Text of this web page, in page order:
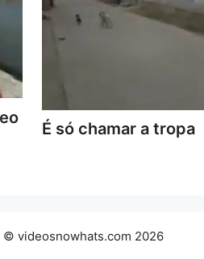
É só chamar a tropa
© videosnowhats.com 2026